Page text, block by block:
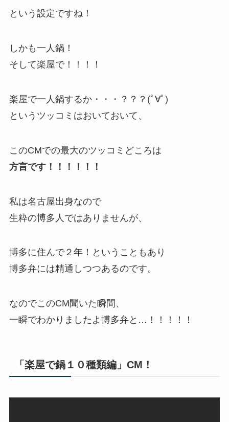
という設定ですね！
しかも一人鍋！
そして楽屋で！！！！
楽屋で一人鍋するか・・・？？？(ﾟ∀ﾟ)
というツッコミはおいておいて、
このCMでの最大のツッコミどころは
方言です！！！！！！
私は名古屋出身なので
生粋の博多人ではありませんが、
博多に住んで２年！ということもあり
博多弁には精通しつつあるのです。
なのでこのCM聞いた瞬間、
一瞬でわかりましたよ博多弁と…！！！！！
「楽屋で鍋１０種類編」CM！